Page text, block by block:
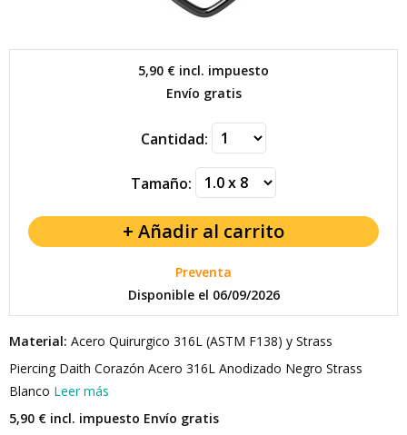
5,90 € incl. impuesto
Envío gratis
Cantidad:
Tamaño:
Preventa
Disponible el 06/09/2026
Material: Acero Quirurgico 316L (ASTM F138) y Strass
Piercing Daith Corazón Acero 316L Anodizado Negro Strass
Blanco Leer más
5,90 € incl. impuesto Envío gratis